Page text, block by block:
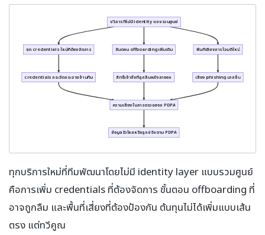
บริการที่ไม่มี identity แบบรวมศูนย์
ชุด credentials ใหม่ที่ต้องจัดการ ขั้นตอน offboarding เพิ่มเติม พื้นที่เสี่ยงการโจมตีใหม่
credentials กระจัดกระจายข้ามทีม สิทธิ์เข้าถึงที่ถูกลืมหลังลาออก เสี่ยง phishing มากขึ้น
ความเสี่ยงในการตรวจสอบ PDPA
ข้อมูลรั่วไหลหรือถูกปรับตาม PDPA
ทุกบริการใหม่ที่ทีมพัฒนาโดยไม่มี identity layer แบบรวมศูนย์
คือการเพิ่ม credentials ที่ต้องจัดการ ขั้นตอน offboarding ที่
อาจถูกลืม และพื้นที่เสี่ยงที่ต้องป้องกัน ต้นทุนไม่ได้เพิ่มแบบเส้น
ตรง แต่ทวีคูณ